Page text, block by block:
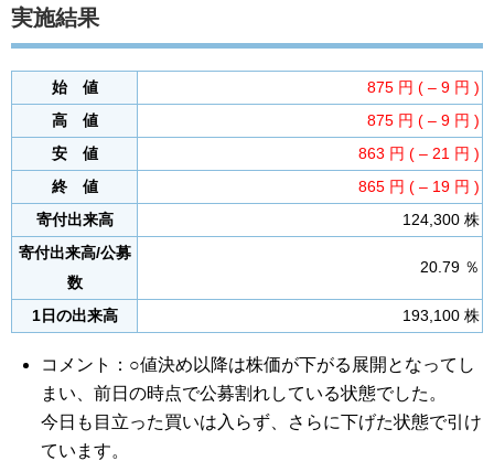
実施結果
始 値
875 円 ( – 9 円 )
高 値
875 円 ( – 9 円 )
安 値
863 円 ( – 21 円 )
終 値
865 円 ( – 19 円 )
寄付出来高
124,300 株
寄付出来高/公募
数
20.79 ％
1日の出来高 193,100 株
コメント：○値決め以降は株価が下がる展開となってし
まい、前日の時点で公募割れしている状態でした。
今日も目立った買いは入らず、さらに下げた状態で引け
ています。